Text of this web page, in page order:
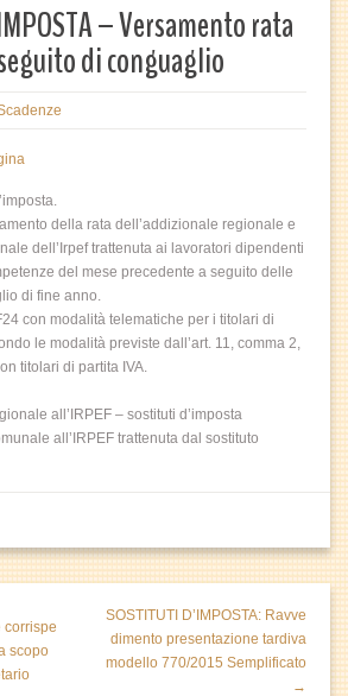
– Versamento rata
di conguaglio
della rata dell’addizionale regionale e
dell’Irpef trattenuta ai lavoratori dipendenti
del mese precedente a seguito delle
di fine anno.
con modalità telematiche per i titolari di
le modalità previste dall’art. 11, comma 2,
titolari di partita IVA.
all’IRPEF – sostituti d’imposta
all’IRPEF trattenuta dal sostituto
corrispe
scopo
SOSTITUTI D’IMPOSTA: Ravve
dimento presentazione tardiva
modello 770/2015 Semplificato
→